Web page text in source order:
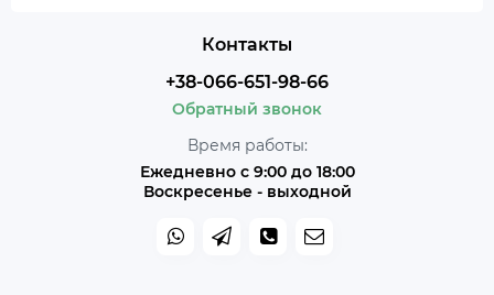
Контакты
+38-066-651-98-66
Обратный звонок
Время работы:
Ежедневно с 9:00 до 18:00
Воскресенье - выходной